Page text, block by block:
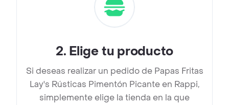
2. Elige tu producto
Si deseas realizar un pedido de Papas Fritas
Lay's Rústicas Pimentón Picante en Rappi,
simplemente elige la tienda en la que